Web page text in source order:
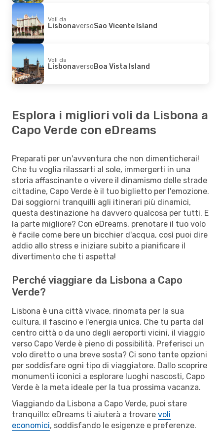
Voli da
LisbonaversoSao Vicente Island
Voli da
LisbonaversoBoa Vista Island
Esplora i migliori voli da Lisbona a
Capo Verde con eDreams
Preparati per un'avventura che non dimenticherai!
Che tu voglia rilassarti al sole, immergerti in una
storia affascinante o vivere il dinamismo delle strade
cittadine, Capo Verde è il tuo biglietto per l'emozione.
Dai soggiorni tranquilli agli itinerari più dinamici,
questa destinazione ha davvero qualcosa per tutti. E
la parte migliore? Con eDreams, prenotare il tuo volo
è facile come bere un bicchier d'acqua, così puoi dire
addio allo stress e iniziare subito a pianificare il
divertimento che ti aspetta!
Perché viaggiare da Lisbona a Capo
Verde?
Lisbona è una città vivace, rinomata per la sua
cultura, il fascino e l'energia unica. Che tu parta dal
centro città o da uno degli aeroporti vicini, il viaggio
verso Capo Verde è pieno di possibilità. Preferisci un
volo diretto o una breve sosta? Ci sono tante opzioni
per soddisfare ogni tipo di viaggiatore. Dallo scoprire
monumenti iconici a esplorare luoghi nascosti, Capo
Verde è la meta ideale per la tua prossima vacanza.
Viaggiando da Lisbona a Capo Verde, puoi stare
tranquillo: eDreams ti aiuterà a trovare voli
economici, soddisfando le esigenze e preferenze.